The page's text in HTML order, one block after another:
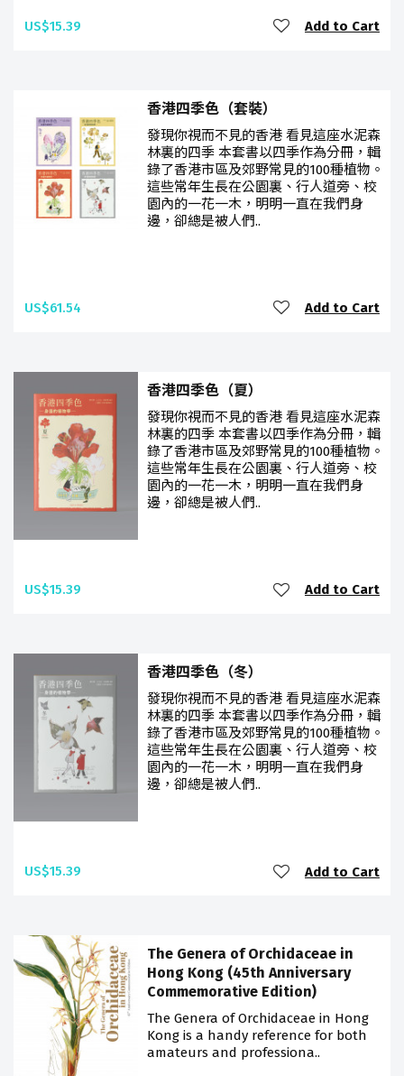
US$15.39 Add to Cart
香港四季色（套裝）
發現你視而不見的香港 看見這座水泥森
林裏的四季 本套書以四季作為分冊，輯
錄了香港市區及郊野常見的100種植物。
這些常年生長在公園裏、行人道旁、校
園內的一花一木，明明一直在我們身
邊，卻總是被人們..
US$61.54 Add to Cart
香港四季色（夏）
發現你視而不見的香港 看見這座水泥森
林裏的四季 本套書以四季作為分冊，輯
錄了香港市區及郊野常見的100種植物。
這些常年生長在公園裏、行人道旁、校
園內的一花一木，明明一直在我們身
邊，卻總是被人們..
US$15.39 Add to Cart
香港四季色（冬）
發現你視而不見的香港 看見這座水泥森
林裏的四季 本套書以四季作為分冊，輯
錄了香港市區及郊野常見的100種植物。
這些常年生長在公園裏、行人道旁、校
園內的一花一木，明明一直在我們身
邊，卻總是被人們..
US$15.39 Add to Cart
The Genera of Orchidaceae in
Hong Kong (45th Anniversary
Commemorative Edition)
The Genera of Orchidaceae in Hong
Kong is a handy reference for both
amateurs and professiona..